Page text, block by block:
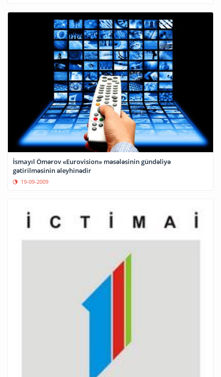
İsmayıl Ömərov «Eurovision» məsələsinin gündəliyə
gətirilməsinin əleyhinədir
19-09-2009